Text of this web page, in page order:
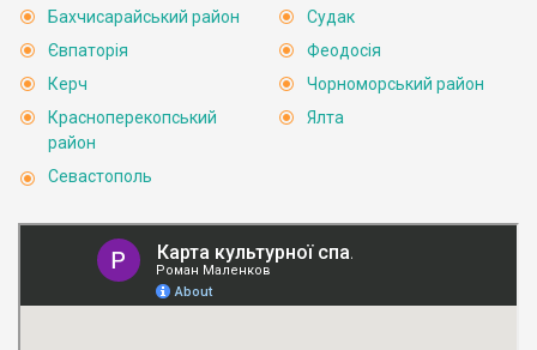
Бахчисарайський район
Євпаторія
Керч
Красноперекопський
район
Севастополь
Судак
Феодосія
Чорноморський район
Ялта